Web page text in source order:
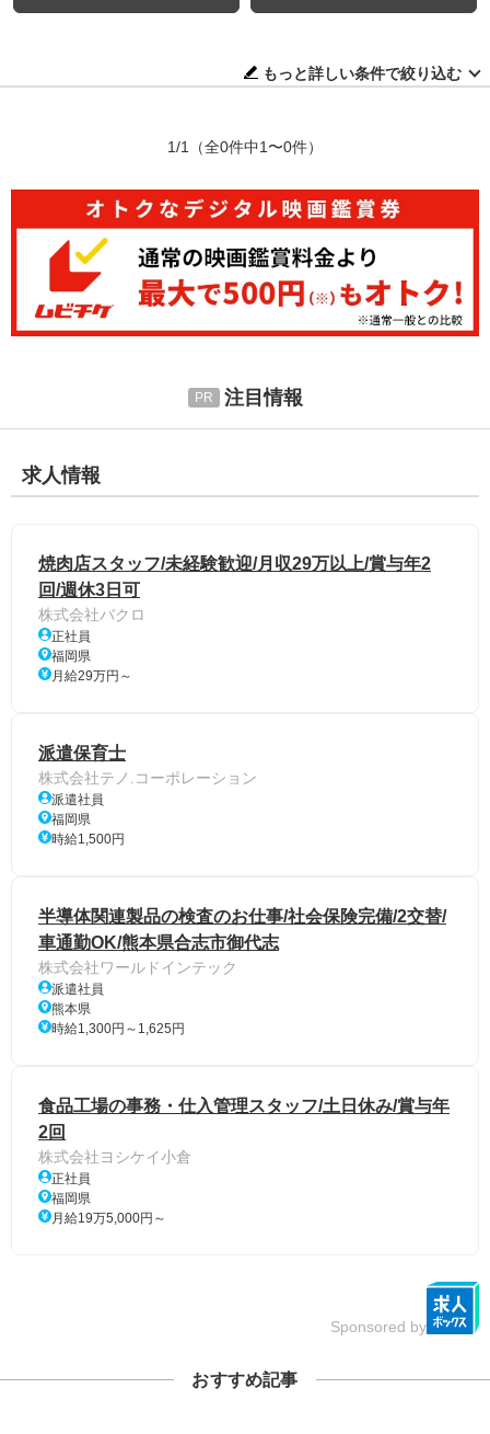
もっと詳しい条件で絞り込む
1/1 （全0件中1〜0件）
注目情報
求人情報
焼肉店スタッフ/未経験歓迎/月収29万以上/賞与年2
回/週休3日可
株式会社バクロ
正社員
福岡県
月給29万円～
派遣保育士
株式会社テノ.コーポレーション
派遣社員
福岡県
時給1,500円
半導体関連製品の検査のお仕事/社会保険完備/2交替/
車通勤OK/熊本県合志市御代志
株式会社ワールドインテック
派遣社員
熊本県
時給1,300円～1,625円
食品工場の事務・仕入管理スタッフ/土日休み/賞与年
2回
株式会社ヨシケイ小倉
正社員
福岡県
月給19万5,000円～
Sponsored by
おすすめ記事